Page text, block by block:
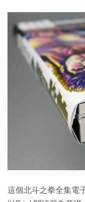
這個北斗之拳全集電